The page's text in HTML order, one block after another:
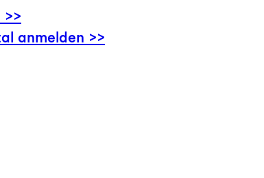
anmelden >>